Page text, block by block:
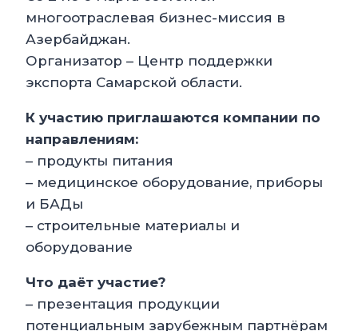
многоотраслевая бизнес-миссия в
Азербайджан.
Организатор – Центр поддержки
экспорта Самарской области.
К участию приглашаются компании по
направлениям:
– продукты питания
– медицинское оборудование, приборы
и БАДы
– строительные материалы и
оборудование
Что даёт участие?
– презентация продукции
потенциальным зарубежным партнёрам